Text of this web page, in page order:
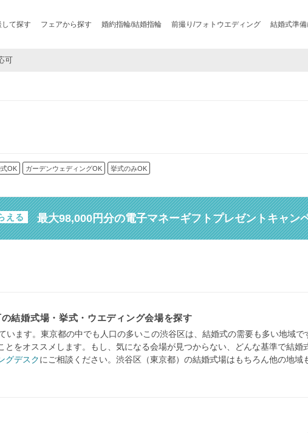
して探す フェアから探す 婚約指輪/結婚指輪 前撮り/フォトウエディング 結婚式準
OK ガーデンウェディングOK 挙式のみOK
える 最大98,000円分の電子マネーギフトプレゼントキャン
結婚式場・挙式・ウエディング会場を探す
ます。東京都の中でも人口の多いこの渋谷区は、結婚式の需要も多い地域で
をオススメします。もし、気になる会場が見つからない、どんな基準で結婚
グデスクにご相談ください。渋谷区（東京都）の結婚式場はもちろん他の地域